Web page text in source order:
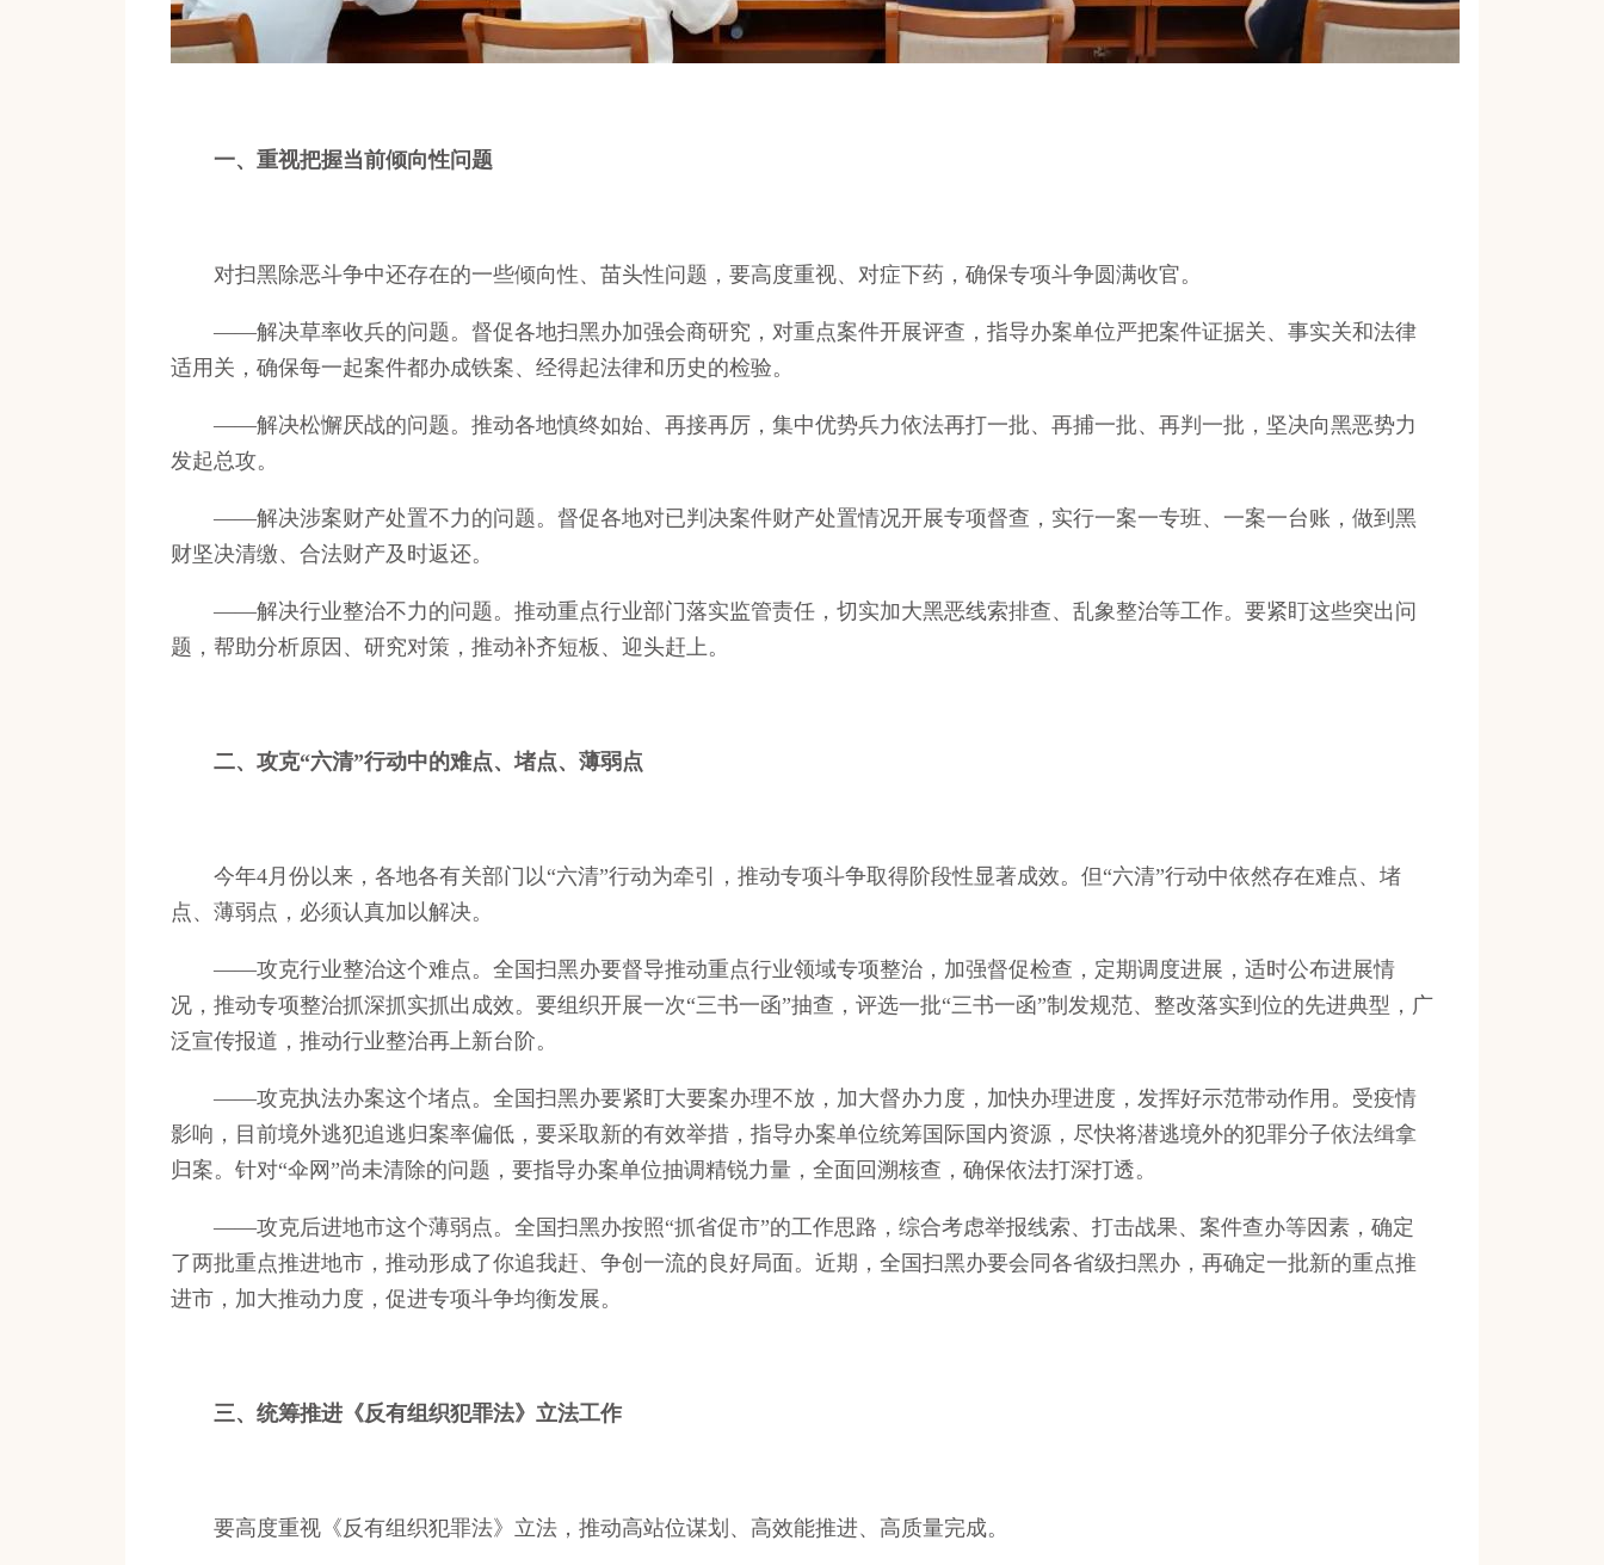
一、重视把握当前倾向性问题
对扫黑除恶斗争中还存在的一些倾向性、苗头性问题，要高度重视、对症下药，确保专项斗争圆满收官。
——解决草率收兵的问题。督促各地扫黑办加强会商研究，对重点案件开展评查，指导办案单位严把案件证据关、事实关和法律
适用关，确保每一起案件都办成铁案、经得起法律和历史的检验。
——解决松懈厌战的问题。推动各地慎终如始、再接再厉，集中优势兵力依法再打一批、再捕一批、再判一批，坚决向黑恶势力
发起总攻。
——解决涉案财产处置不力的问题。督促各地对已判决案件财产处置情况开展专项督查，实行一案一专班、一案一台账，做到黑
财坚决清缴、合法财产及时返还。
——解决行业整治不力的问题。推动重点行业部门落实监管责任，切实加大黑恶线索排查、乱象整治等工作。要紧盯这些突出问
题，帮助分析原因、研究对策，推动补齐短板、迎头赶上。
二、攻克“六清”行动中的难点、堵点、薄弱点
今年4月份以来，各地各有关部门以“六清”行动为牵引，推动专项斗争取得阶段性显著成效。但“六清”行动中依然存在难点、堵
点、薄弱点，必须认真加以解决。
——攻克行业整治这个难点。全国扫黑办要督导推动重点行业领域专项整治，加强督促检查，定期调度进展，适时公布进展情
况，推动专项整治抓深抓实抓出成效。要组织开展一次“三书一函”抽查，评选一批“三书一函”制发规范、整改落实到位的先进典型，广
泛宣传报道，推动行业整治再上新台阶。
——攻克执法办案这个堵点。全国扫黑办要紧盯大要案办理不放，加大督办力度，加快办理进度，发挥好示范带动作用。受疫情
影响，目前境外逃犯追逃归案率偏低，要采取新的有效举措，指导办案单位统筹国际国内资源，尽快将潜逃境外的犯罪分子依法缉拿
归案。针对“伞网”尚未清除的问题，要指导办案单位抽调精锐力量，全面回溯核查，确保依法打深打透。
——攻克后进地市这个薄弱点。全国扫黑办按照“抓省促市”的工作思路，综合考虑举报线索、打击战果、案件查办等因素，确定
了两批重点推进地市，推动形成了你追我赶、争创一流的良好局面。近期，全国扫黑办要会同各省级扫黑办，再确定一批新的重点推
进市，加大推动力度，促进专项斗争均衡发展。
三、统筹推进《反有组织犯罪法》立法工作
要高度重视《反有组织犯罪法》立法，推动高站位谋划、高效能推进、高质量完成。